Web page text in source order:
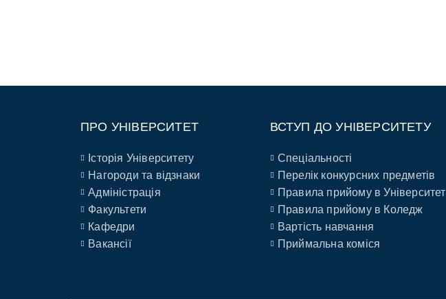
ПРО УНІВЕРСИТЕТ
Історія Університету
Нагороди та відзнаки
Адміністрація
Факультети
Кафедри
Вакансії
ВСТУП ДО УНІВЕРСИТЕТУ
Спеціальності
Перелік конкурсних предметів
Правила прийому в Університет
Правила прийому в Коледж
Вартість навчання
Приймальна коміся